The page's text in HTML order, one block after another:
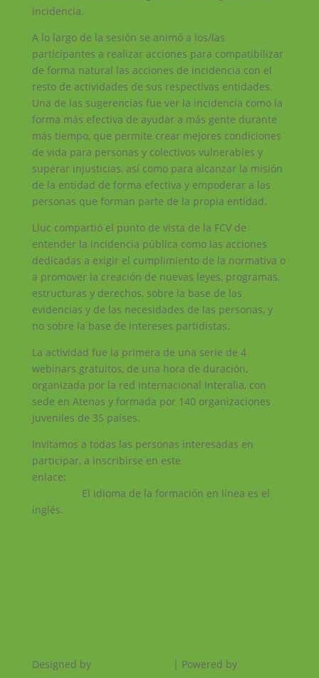
incidencia.
A lo largo de la sesión se animó a los/las
participantes a realizar acciones para compatibilizar
de forma natural las acciones de incidencia con el
resto de actividades de sus respectivas entidades.
Una de las sugerencias fue ver la incidencia como la
forma más efectiva de ayudar a más gente durante
más tiempo, que permite crear mejores condiciones
de vida para personas y colectivos vulnerables y
superar injusticias, así como para alcanzar la misión
de la entidad de forma efectiva y empoderar a las
personas que forman parte de la propia entidad.
Lluc compartió el punto de vista de la FCV de
entender la incidencia pública como las acciones
dedicadas a exigir el cumplimiento de la normativa o
a promover la creación de nuevas leyes, programas,
estructuras y derechos, sobre la base de las
evidencias y de las necesidades de las personas, y
no sobre la base de intereses partidistas.
La actividad fue la primera de una serie de 4
webinars gratuitos, de una hora de duración,
organizada por la red internacional Interalia, con
sede en Atenas y formada por 140 organizaciones
juveniles de 35 países.
Invitamos a todas las personas interesadas en
participar, a inscribirse en este
enlace:
El idioma de la formación en línea es el
inglés.
Designed by
| Powered by